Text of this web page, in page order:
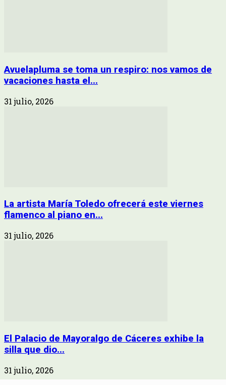
Avuelapluma se toma un respiro: nos vamos de
vacaciones hasta el...
31 julio, 2026
La artista María Toledo ofrecerá este viernes
flamenco al piano en...
31 julio, 2026
El Palacio de Mayoralgo de Cáceres exhibe la
silla que dio...
31 julio, 2026